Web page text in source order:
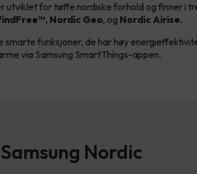
utviklet for tøffe nordiske forhold og finner i
, Nordic Geo, og Nordic Airise.
smarte funksjoner, de har høy
via Samsung SmartThings-appen.
Nordic